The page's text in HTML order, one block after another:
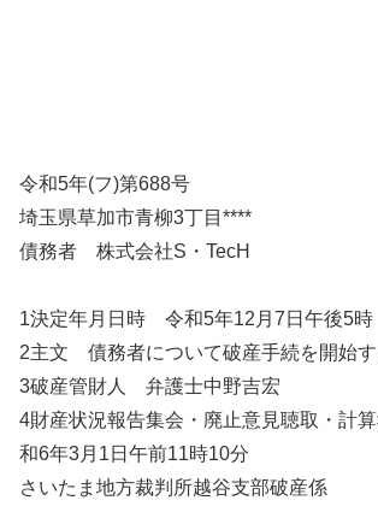
令和5年(フ)第688号
埼玉県草加市青柳3丁目****
債務者 株式会社S・TecH
1決定年月日時 令和5年12月7日午後5時
2主文 債務者について破産手続を開始す
3破産管財人 弁護士中野吉宏
4財産状況報告集会・廃止意見聴取・計
和6年3月1日午前11時10分
さいたま地方裁判所越谷支部破産係